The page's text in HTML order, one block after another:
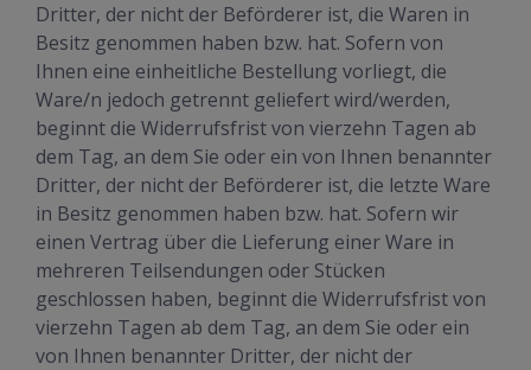
Dritter, der nicht der Beförderer ist, die Waren in
Besitz genommen haben bzw. hat. Sofern von
Ihnen eine einheitliche Bestellung vorliegt, die
Ware/n jedoch getrennt geliefert wird/werden,
beginnt die Widerrufsfrist von vierzehn Tagen ab
dem Tag, an dem Sie oder ein von Ihnen benannter
Dritter, der nicht der Beförderer ist, die letzte Ware
in Besitz genommen haben bzw. hat. Sofern wir
einen Vertrag über die Lieferung einer Ware in
mehreren Teilsendungen oder Stücken
geschlossen haben, beginnt die Widerrufsfrist von
vierzehn Tagen ab dem Tag, an dem Sie oder ein
von Ihnen benannter Dritter, der nicht der